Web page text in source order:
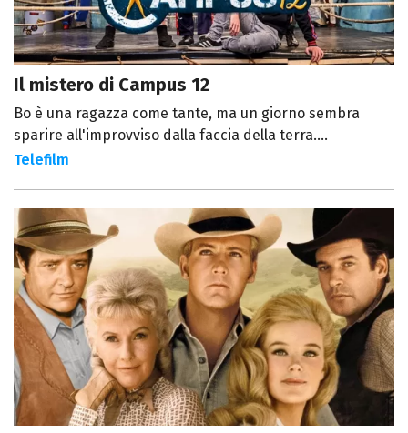
Il mistero di Campus 12
Bo è una ragazza come tante, ma un giorno sembra
sparire all'improvviso dalla faccia della terra....
Telefilm